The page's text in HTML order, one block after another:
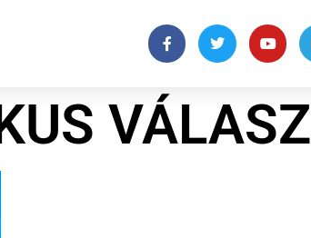
VÁLASZ